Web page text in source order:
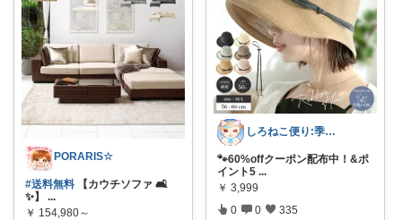
PORARIS☆
#送料無料 【カウチソファ 🛋️
✨】 ...
￥ 154,980～
しろねこ便り:季節のおすすめ
🐾60%offクーポン配布中！&ポ
イント5 ...
￥ 3,999
0 0 335